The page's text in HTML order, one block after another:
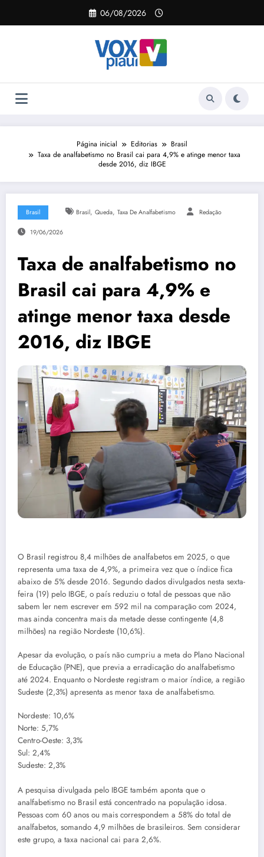
o
06/08/2026
Página inicial Editorias
Brasil
Taxa de analfabetismo no Brasil cai para 4,9% e atinge menor taxa
desde 2016, diz IBGE
Brasil Brasil, Queda, Taxa De Analfabetismo Redação
19/06/2026
Taxa de analfabetismo no
Brasil cai para 4,9% e
atinge menor taxa desde
2016, diz IBGE
O Brasil registrou 8,4 milhões de analfabetos em 2025, o que
representa uma taxa de 4,9%, a primeira vez que o índice fica
abaixo de 5% desde 2016. Segundo dados divulgados nesta sexta-
feira (19) pelo IBGE, o país reduziu o total de pessoas que não
sabem ler nem escrever em 592 mil na comparação com 2024,
mas ainda concentra mais da metade desse contingente (4,8
milhões) na região Nordeste (10,6%).
Apesar da evolução, o país não cumpriu a meta do Plano Nacional
de Educação (PNE), que previa a erradicação do analfabetismo
até 2024. Enquanto o Nordeste registram o maior índice, a região
Sudeste (2,3%) apresenta as menor taxa de analfabetismo.
Nordeste: 10,6%
Norte: 5,7%
Centro-Oeste: 3,3%
Sul: 2,4%
Sudeste: 2,3%
A pesquisa divulgada pelo IBGE também aponta que o
analfabetismo no Brasil está concentrado na população idosa.
Pessoas com 60 anos ou mais correspondem a 58% do total de
analfabetos, somando 4,9 milhões de brasileiros. Sem considerar
este grupo, a taxa nacional cai para 2,6%.